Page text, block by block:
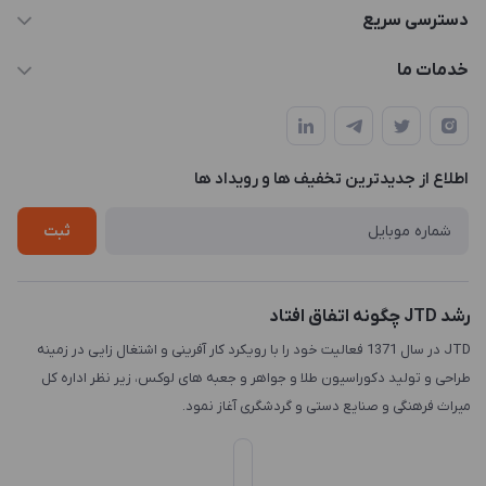
021-88846810-1
طبقه3
دسترسی سریع
حساب کاربری
لیست محصولات
درباره ما
خدمات ما
چاپ و حکاکی
طراحی سه بعدی
اطلاع از جدیدترین تخفیف ها و رویداد ها
ثبت
رشد JTD چگونه اتفاق افتاد
JTD در سال 1371 فعالیت خود را با رویکرد کار آفرینی و اشتغال زایی در زمینه
طراحی و تولید دکوراسیون طلا و جواهر و جعبه های لوکس، زیر نظر اداره کل
میراث فرهنگی و صنایع دستی و گردشگری آغاز نمود.